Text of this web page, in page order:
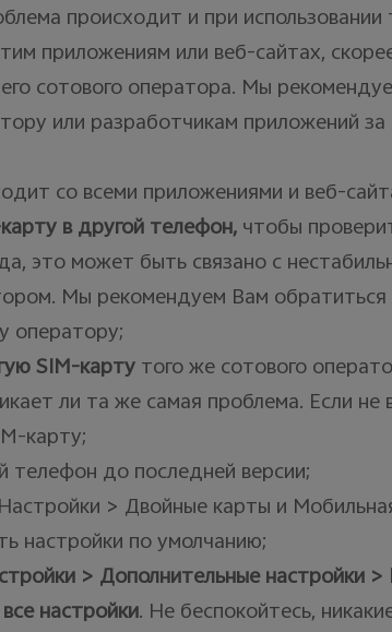
происходит и при
приложениям или веб-сайтах,
сотового оператора. Мы
или разработчикам приложений
со всеми приложениями и веб-
в другой телефон,чтобы
это может быть связано с
Мы рекомендуем Вам
оператору;
SIM-картутого же сотового
ли та же самая проблема. Если
карту;
телефон до последней версии;
> Двойные карты и
настройки по умолчанию;
> Дополнительные настройки
настройки. Не беспокойтесь,